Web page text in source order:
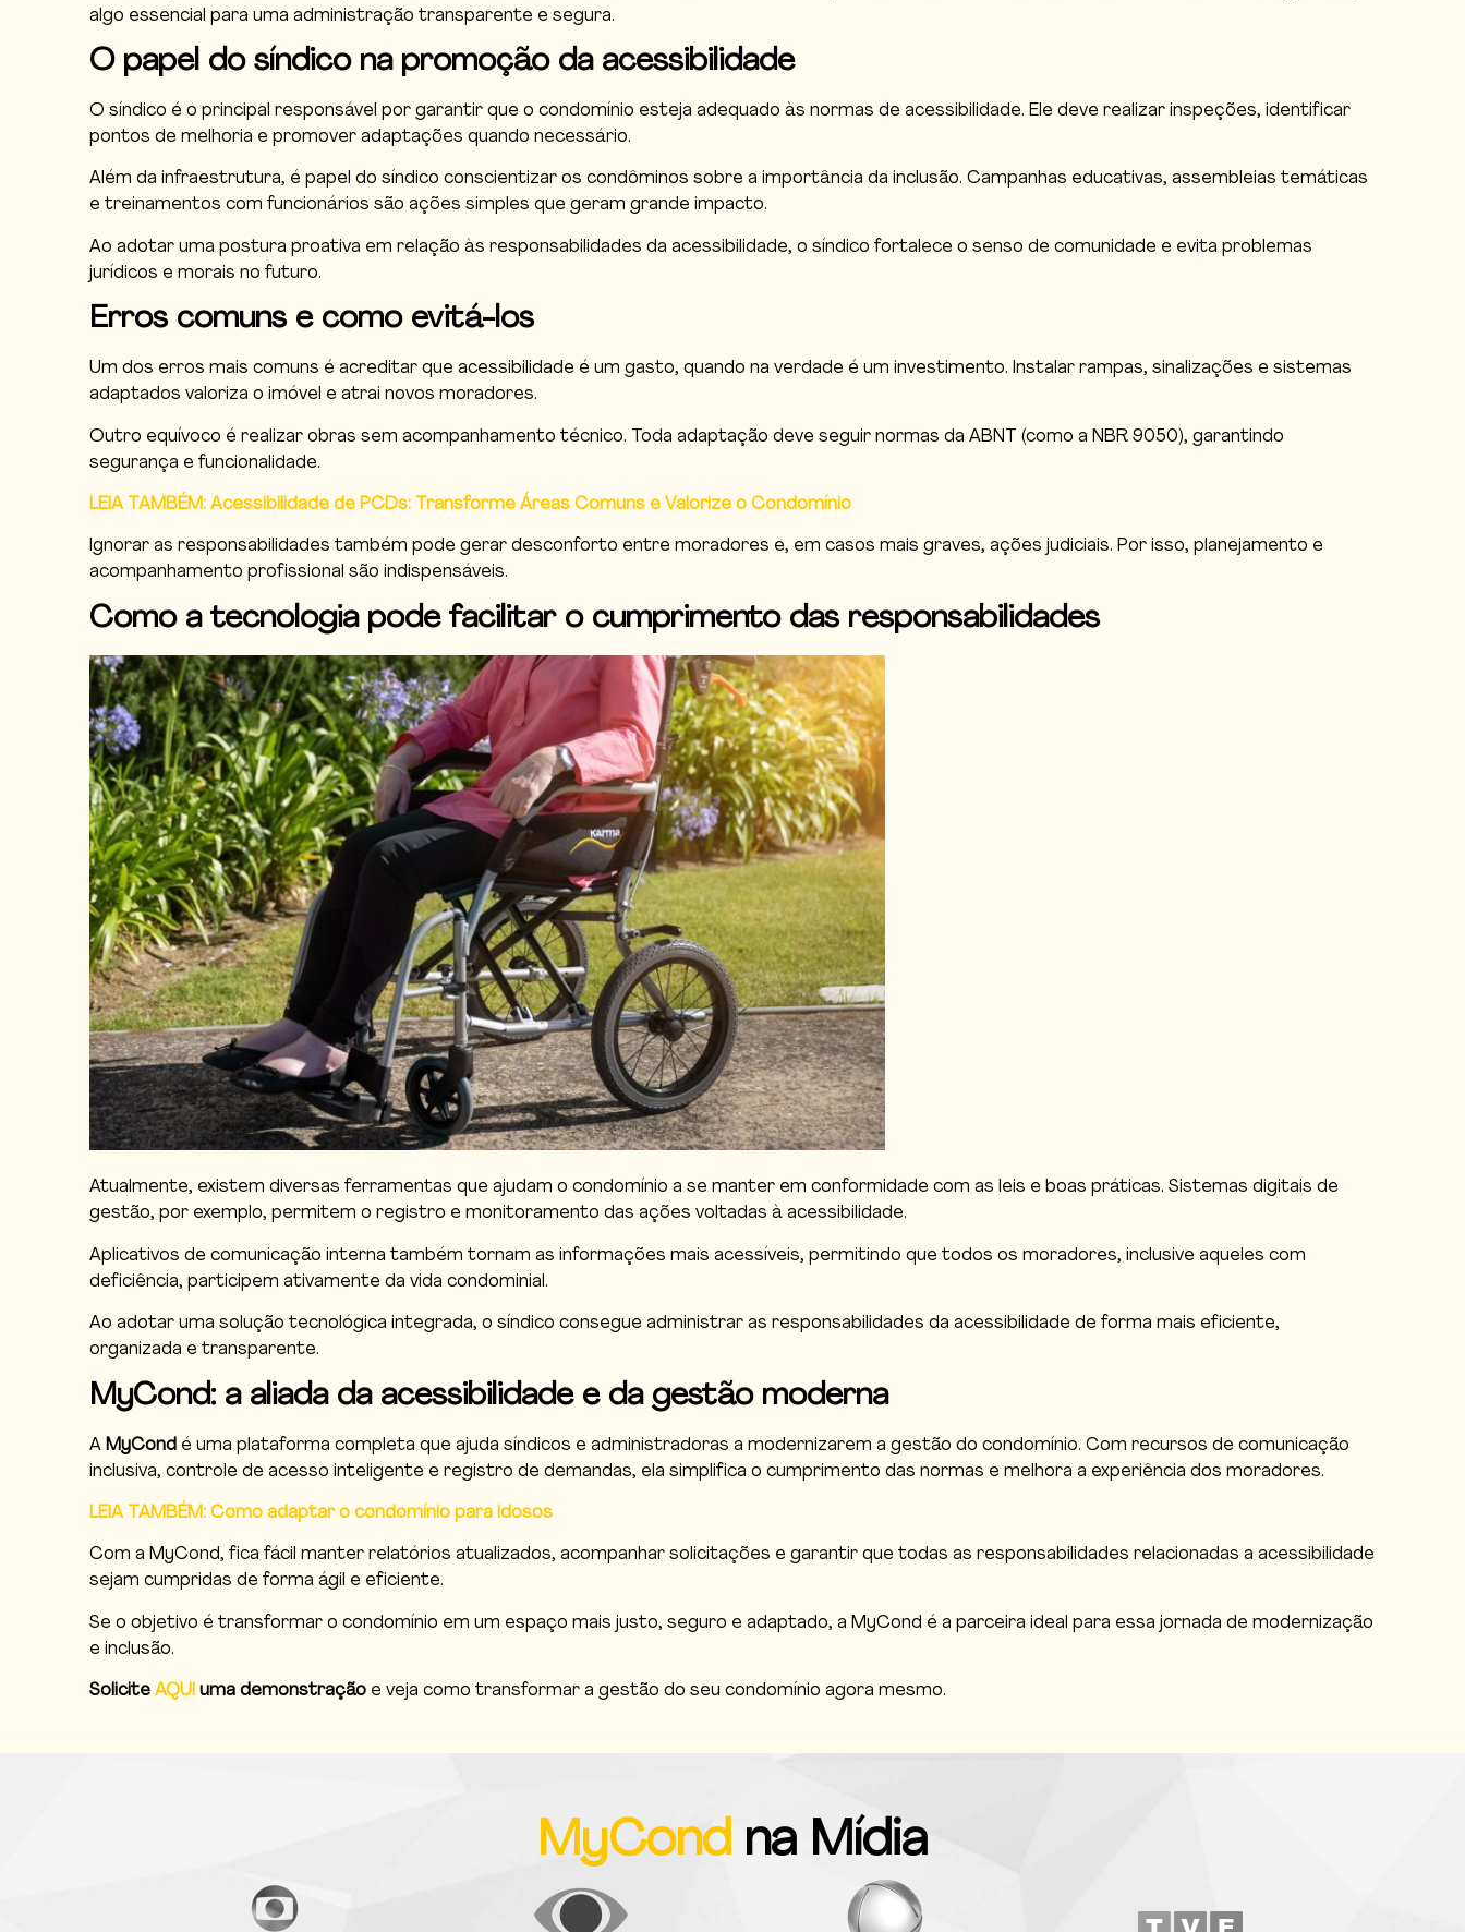
algo essencial para uma administração transparente e segura.
O papel do síndico na promoção da acessibilidade
O síndico é o principal responsável por garantir que o condomínio esteja adequado às normas de acessibilidade. Ele deve realizar inspeções, identificar
pontos de melhoria e promover adaptações quando necessário.
Além da infraestrutura, é papel do síndico conscientizar os condôminos sobre a importância da inclusão. Campanhas educativas, assembleias temáticas
e treinamentos com funcionários são ações simples que geram grande impacto.
Ao adotar uma postura proativa em relação às responsabilidades da acessibilidade, o síndico fortalece o senso de comunidade e evita problemas
jurídicos e morais no futuro.
Erros comuns e como evitá-los
Um dos erros mais comuns é acreditar que acessibilidade é um gasto, quando na verdade é um investimento. Instalar rampas, sinalizações e sistemas
adaptados valoriza o imóvel e atrai novos moradores.
Outro equívoco é realizar obras sem acompanhamento técnico. Toda adaptação deve seguir normas da ABNT (como a NBR 9050), garantindo
segurança e funcionalidade.
LEIA TAMBÉM: Acessibilidade de PCDs: Transforme Áreas Comuns e Valorize o Condomínio
Ignorar as responsabilidades também pode gerar desconforto entre moradores e, em casos mais graves, ações judiciais. Por isso, planejamento e
acompanhamento profissional são indispensáveis.
Como a tecnologia pode facilitar o cumprimento das responsabilidades
Atualmente, existem diversas ferramentas que ajudam o condomínio a se manter em conformidade com as leis e boas práticas. Sistemas digitais de
gestão, por exemplo, permitem o registro e monitoramento das ações voltadas à acessibilidade.
Aplicativos de comunicação interna também tornam as informações mais acessíveis, permitindo que todos os moradores, inclusive aqueles com
deficiência, participem ativamente da vida condominial.
Ao adotar uma solução tecnológica integrada, o síndico consegue administrar as responsabilidades da acessibilidade de forma mais eficiente,
organizada e transparente.
MyCond: a aliada da acessibilidade e da gestão moderna
A MyCond é uma plataforma completa que ajuda síndicos e administradoras a modernizarem a gestão do condomínio. Com recursos de comunicação
inclusiva, controle de acesso inteligente e registro de demandas, ela simplifica o cumprimento das normas e melhora a experiência dos moradores.
LEIA TAMBÉM: Como adaptar o condomínio para idosos
Com a MyCond, fica fácil manter relatórios atualizados, acompanhar solicitações e garantir que todas as responsabilidades relacionadas a acessibilidade
sejam cumpridas de forma ágil e eficiente.
Se o objetivo é transformar o condomínio em um espaço mais justo, seguro e adaptado, a MyCond é a parceira ideal para essa jornada de modernização
e inclusão.
Solicite AQUI uma demonstração e veja como transformar a gestão do seu condomínio agora mesmo.
MyCond na Mídia